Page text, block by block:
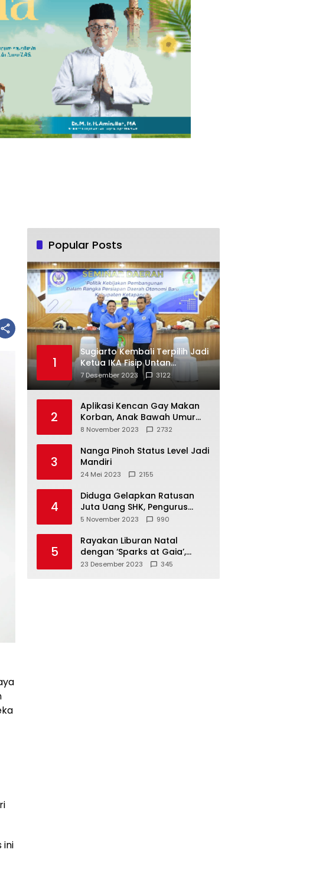
ini
Popular Posts
1
Sugiarto Kembali Terpilih Jadi
Ketua IKA Fisip Untan
Ketapang
7 Desember 2023 3122
2
Aplikasi Kencan Gay Makan
Korban, Anak Bawah Umur
Jadi Korban Persetubuhan
8 November 2023 2732
3
Nanga Pinoh Status Level Jadi
Mandiri
24 Mei 2023 2155
4
Diduga Gelapkan Ratusan
Juta Uang SHK, Pengurus
Koperasi SUB Dilaporkan ke
5 November 2023 990
5
Rayakan Liburan Natal
dengan ‘Sparks at Gaia’,
Sajikan Tempat Foto Estetik
23 Desember 2023 345